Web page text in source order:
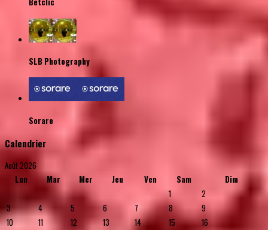
SLB Photography
Sorare
Calendrier
Août 2026
Lun
Mar Mer Jeu Ven Sam
Dim
1
2
3
4 5 6 7 8
9
10
11 12 13 14 15 16